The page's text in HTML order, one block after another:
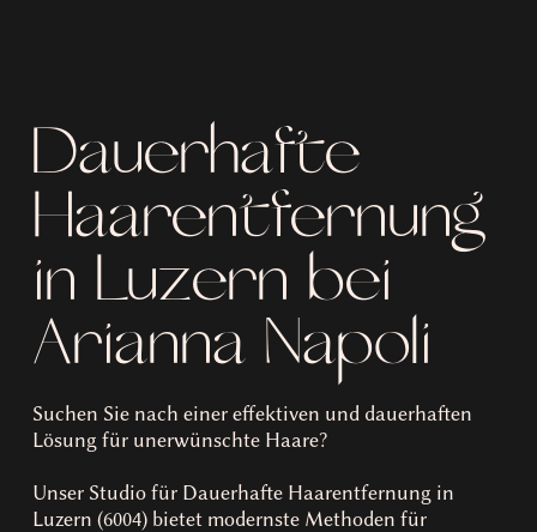
Dauerhafte
Haarentfernung
in Luzern bei
Arianna Napoli
Suchen Sie nach einer effektiven und dauerhaften
Lösung für unerwünschte Haare?
Unser Studio für Dauerhafte Haarentfernung in
Luzern (6004) bietet modernste Methoden für